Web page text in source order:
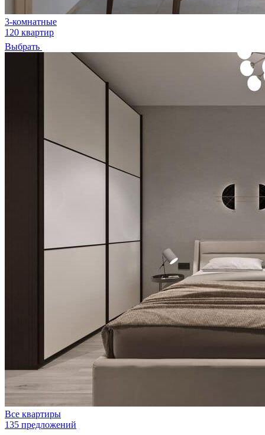
3-комнатные
120 квартир
Выбрать
Все квартиры
135 предложений